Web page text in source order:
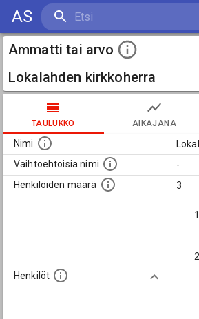
AS
Ammatti tai arvo
Lokalahden kirkkoherra
TAULUKKO AIKAJANA
Nimi
Vaihtoehtoisia nimi
-
Henkilöiden määrä
3
Henkilöt